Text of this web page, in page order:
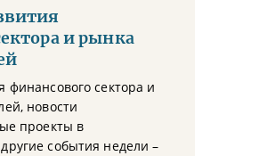
и рынка
финансового сектора и
новости
проекты в
события недели –